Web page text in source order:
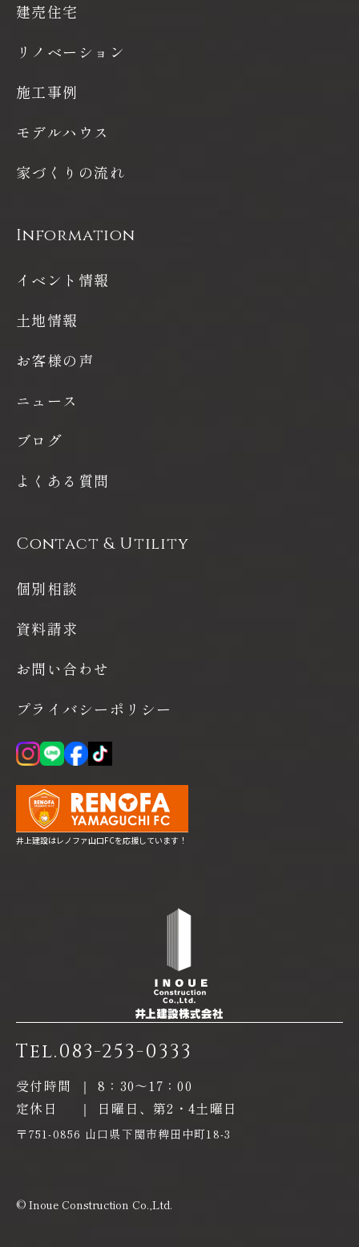
Tel.083-253-0333
受付時間 ｜
8：30〜17：00
定休日
｜ 日曜日、第2・4土曜日
〒751-0856 山口県下関市稗田中町18-3
建売住宅
リノベーション
施工事例
モデルハウス
家づくりの流れ
Information
イベント情報
土地情報
お客様の声
ニュース
ブログ
よくある質問
Contact & Utility
個別相談
資料請求
お問い合わせ
プライバシーポリシー
井上建設はレノファ山口FCを応援しています！
© Inoue Construction Co.,Ltd.